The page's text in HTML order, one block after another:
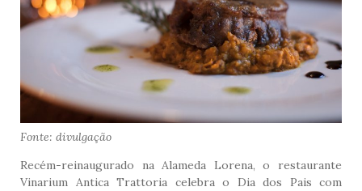
Fonte: divulgação
Recém-reinaugurado na Alameda Lorena, o restaurante
Vinarium Antica Trattoria celebra o Dia dos Pais com